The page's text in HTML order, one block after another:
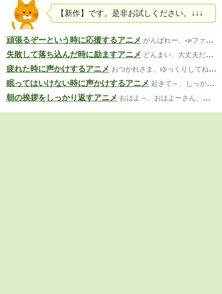
【新作】です。是非お試しください。↓↓↓
頑張るぞーという時に応援するアニメ がんばれー、📣ファイト、いいよー
失敗して落ち込んだ時に励ますアニメ どんまい、大丈夫だよ、気楽にいこ～
疲れた時に声かけするアニメ おつかれさま、ゆっくりしてね、大丈夫？
眠ってはいけない時に声かけするアニメ 起きて～、しっかり、寝ちゃダメだよ
朝の挨拶をしっかり返すアニメ おはよ～、おはよーさん、おっは！